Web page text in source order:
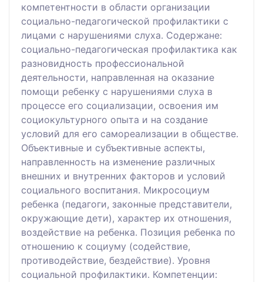
компетентности в области организации
социально-педагогической профилактики с
лицами с нарушениями слуха. Содержане:
социально-педагогическая профилактика как
разновидность профессиональной
деятельности, направленная на оказание
помощи ребенку с нарушениями слуха в
процессе его социализации, освоения им
социокультурного опыта и на создание
условий для его самореализации в обществе.
Объективные и субъективные аспекты,
направленность на изменение различных
внешних и внутренних факторов и условий
социального воспитания. Микросоциум
ребенка (педагоги, законные представители,
окружающие дети), характер их отношения,
воздействие на ребенка. Позиция ребенка по
отношению к социуму (содействие,
противодействие, бездействие). Уровня
социальной профилактики. Компетенции: